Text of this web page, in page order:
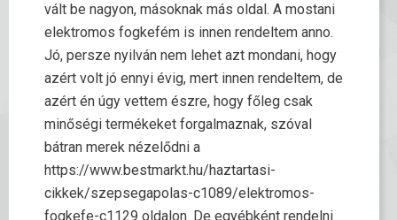
vált be nagyon, másoknak más oldal. A mostani
elektromos fogkefém is innen rendeltem anno.
Jó, persze nyilván nem lehet azt mondani, hogy
azért volt jó ennyi évig, mert innen rendeltem, de
azért én úgy vettem észre, hogy főleg csak
minőségi termékeket forgalmaznak, szóval
bátran merek nézelődni a
https://www.bestmarkt.hu/haztartasi-
cikkek/szepsegapolas-c1089/elektromos-
fogkefe-c1129 oldalon. De egyébként rendelni